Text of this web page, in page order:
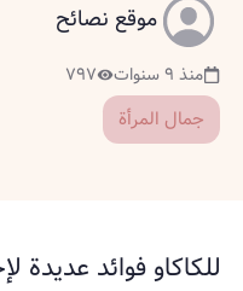
موقع نصائح
جمال المرأة
منذ ٩ سنوات ٧٩٧
للكاكاو فوائد عديدة